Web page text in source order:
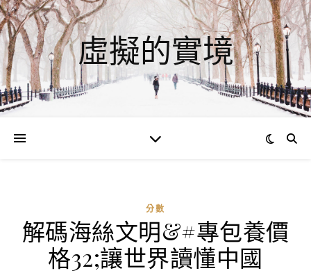
虛擬的實境
分數
解碼海絲文明&#專包養價
格32;讓世界讀懂中國